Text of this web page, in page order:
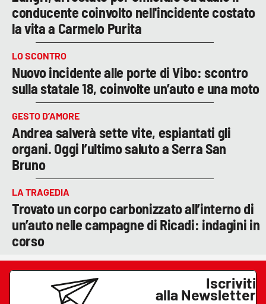
conducente coinvolto nell'incidente costato
la vita a Carmelo Purita
LO SCONTRO
Nuovo incidente alle porte di Vibo: scontro
sulla statale 18, coinvolte un’auto e una moto
GESTO D’AMORE
Andrea salverà sette vite, espiantati gli
organi. Oggi l’ultimo saluto a Serra San
Bruno
LA TRAGEDIA
Trovato un corpo carbonizzato all’interno di
un’auto nelle campagne di Ricadi: indagini in
corso
Iscriviti
alla Newsletter